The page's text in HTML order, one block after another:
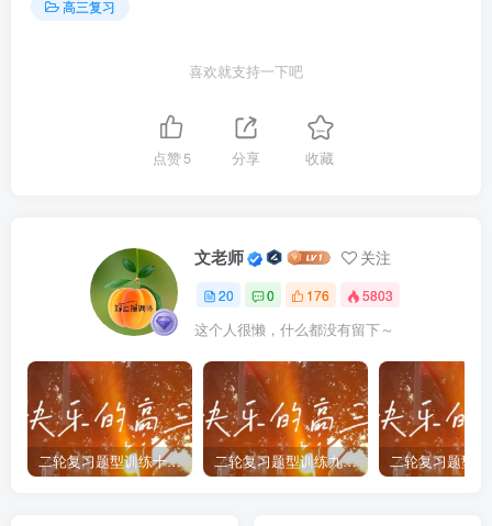
不如亲手做的，强调实践的重要性，要树立实践第一的观
浅”，强调要想获得认识，需要去实践，侧重实践是认识的来
源，④排除。故本题选C。
必是实的社会现象，告诉我们要实事求是，求真务实。“求实
于名，未必得实”意思是追求真相只有名字未必能得到真相；
“不采华名，不兴伪事”意思是不采用华而不实的名称，不兴
意。①：“注重实效，以行证知”意思是用实践去检验认识是
否正确，①与题意不符。 ③：“非知之艰，行之惟艰”意思是
懂得道理并不难，实际做起来就难了，③与题意不符。
高三复习
喜欢就支持一下吧
点赞5 分享 收藏
文老师 关注
20 0 176 5803
这个人很懒，什么都没有留下～
二轮复习题型训练十 选择题 组合类 二轮复习题型训练九 选择题 正误类